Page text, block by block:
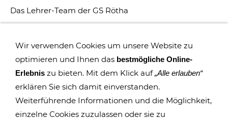
Das Lehrer-Team der GS Rötha
Wir verwenden Cookies um unsere Website zu
optimieren und Ihnen das bestmögliche Online-
Erlebnis zu bieten. Mit dem Klick auf„Alle erlauben“
erklären Sie sich damit einverstanden.
Weiterführende Informationen und die Möglichkeit,
einzelne Cookies zuzulassen oder sie zu